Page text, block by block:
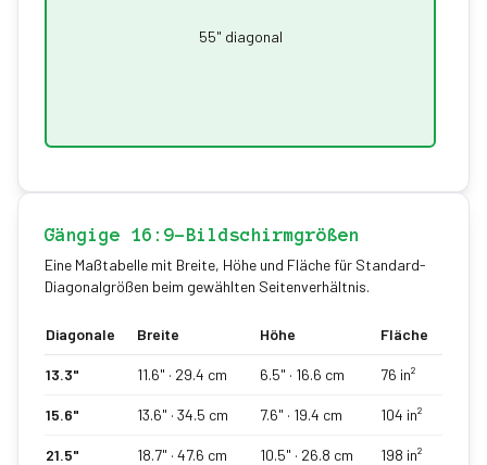
55" diagonal
Gängige 16:9-Bildschirmgrößen
Eine Maßtabelle mit Breite, Höhe und Fläche für Standard-
Diagonalgrößen beim gewählten Seitenverhältnis.
Diagonale Breite Höhe Fläche
13.3" 11.6" · 29.4 cm 6.5" · 16.6 cm 76 in²
15.6" 13.6" · 34.5 cm 7.6" · 19.4 cm 104 in²
21.5" 18.7" · 47.6 cm 10.5" · 26.8 cm 198 in²